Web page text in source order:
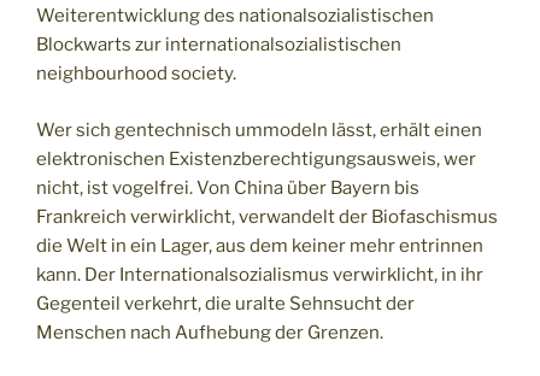
Weiterentwicklung des nationalsozialistischen
Blockwarts zur internationalsozialistischen
neighbourhood society.
Wer sich gentechnisch ummodeln lässt, erhält einen
elektronischen Existenzberechtigungsausweis, wer
nicht, ist vogelfrei. Von China über Bayern bis
Frankreich verwirklicht, verwandelt der Biofaschismus
die Welt in ein Lager, aus dem keiner mehr entrinnen
kann. Der Internationalsozialismus verwirklicht, in ihr
Gegenteil verkehrt, die uralte Sehnsucht der
Menschen nach Aufhebung der Grenzen.